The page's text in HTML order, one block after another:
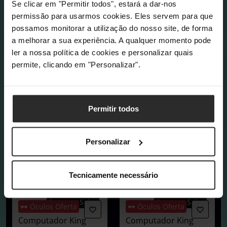
Se clicar em "Permitir todos", estará a dar-nos
permissão para usarmos cookies. Eles servem para que
possamos monitorar a utilização do nosso site, de forma
a melhorar a sua experiência. A qualquer momento pode
ler a nossa política de cookies e personalizar quais
permite, clicando em "Personalizar".
Permitir todos
Personalizar
Tecnicamente necessário
🕶️ Óculos Oferta
Summer Sales
Computador King
🕶️ Óculos Oferta
Summer Sales
Computador King
COMPRAR AGORA